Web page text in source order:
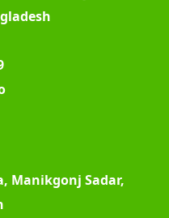
Manikgonj Sadar,